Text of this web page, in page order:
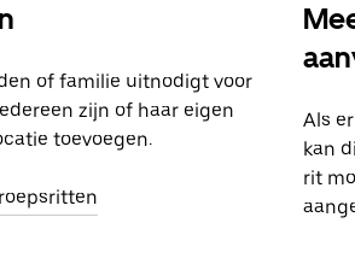
of familie uitnodigt voor
zijn of haar eigen
toevoegen.
Als
kan
rit